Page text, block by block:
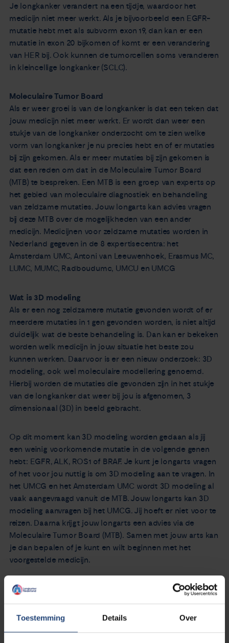
Toestemming Details Over
Je longkanker verandert na een tijdje, waardoor het
medicijn niet meer werkt. Als je bijvoorbeeld een EGFR-
mutatie hebt met als subvorm exon 19, dan kan er een
mutatie in exon 20 bijkomen of komt er een verandering
van HER bij. Ook kunnen de tumorcellen soms veranderen
in kleincellige longkanker (SCLC).
Moleculaire Tumor Board
Als er weer groei is van de longkanker is dat een teken dat
jouw medicijn niet meer werkt. Er wordt dan weer een
stukje van de longkanker onderzocht om te zien welke
vorm van longkanker je nu precies hebt en of er mutaties
bij zijn gekomen. Als er meer mutaties bij zijn gekomen is
dat een reden om dat in de Moleculaire Tumor Board
(MTB) te bespreken. Een MTB is een groep van experts op
het gebied van moleculaire diagnostiek en behandeling
van zeldzame mutaties. Jouw longarts kan advies vragen
bij deze MTB over de mogelijkheden van een ander
medicijn. Medicijnen voor zeldzame mutaties worden in
Nederland gegeven in de 8 expertisecentra: het
Amsterdam UMC, Antoni van Leeuwenhoek, Erasmus MC,
LUMC, MUMC, Radboudumc, UMCU en UMCG
Wat is 3D modeling
Als er een nog zeldzamere mutatie gevonden wordt of er
meerdere mutaties in 1 gen gevonden worden, is niet altijd
duidelijk wat de beste behandeling is. Dan kan er bekeken
worden welk medicijn in jouw situatie het beste zou
kunnen werken. Daarvoor is er een nieuw onderzoek: 3D
modeling, ook wel moleculaire modellering genoemd.
Hierbij worden de mutaties die gevonden zijn in het stukje
van de longkanker dat weer bij jou is afgenomen, 3
dimensionaal (3D) in beeld gebracht.
Op dit moment kan 3D modeling worden gedaan als jij
een weinig voorkomende mutatie in de volgende genen
hebt: EGFR, ALK, ROS1 of BRAF. Je kunt je longarts vragen
of het voor jou nuttig is om 3D modeling aan te vragen. In
het UMCG en het Amsterdam UMC wordt 3D modeling al
vaak aangevraagd vanuit de MTB. Jouw longarts kan 3D
modeling aanvragen bij het UMCG. Jij hoeft er niet voor te
reizen. Daarna krijgt jouw longarts een advies via de
Moleculaire Tumor Board (MTB). Samen met jouw arts kan
je dan bepalen of je kunt en wilt beginnen met het
voorgestelde medicijn.